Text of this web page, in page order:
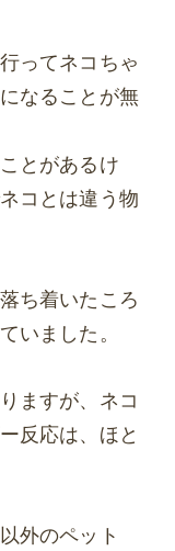
ってネコちゃ
なることが無
とがあるけ
コとは違う物
ち着いたころ
いました。
ますが、ネコ
反応は、ほと
外のペット